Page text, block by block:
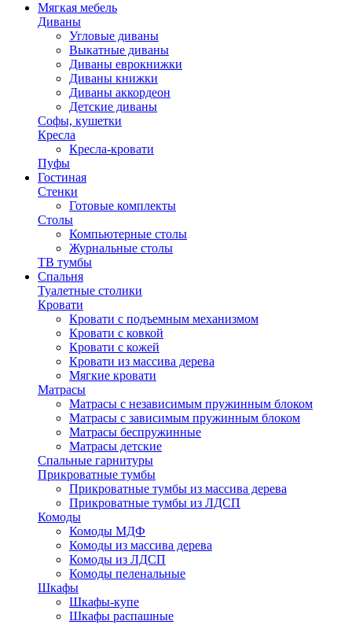
Мягкая мебель
Диваны
Угловые диваны
Выкатные диваны
Диваны еврокнижки
Диваны книжки
Диваны аккордеон
Детские диваны
Софы, кушетки
Кресла
Кресла-кровати
Пуфы
Гостиная
Стенки
Готовые комплекты
Столы
Компьютерные столы
Журнальные столы
ТВ тумбы
Спальня
Туалетные столики
Кровати
Кровати с подъемным механизмом
Кровати с ковкой
Кровати с кожей
Кровати из массива дерева
Мягкие кровати
Матрасы
Матрасы с независимым пружинным блоком
Матрасы с зависимым пружинным блоком
Матрасы беспружинные
Матрасы детские
Спальные гарнитуры
Прикроватные тумбы
Прикроватные тумбы из массива дерева
Прикроватные тумбы из ЛДСП
Комоды
Комоды МДФ
Комоды из массива дерева
Комоды из ЛДСП
Комоды пеленальные
Шкафы
Шкафы-купе
Шкафы распашные